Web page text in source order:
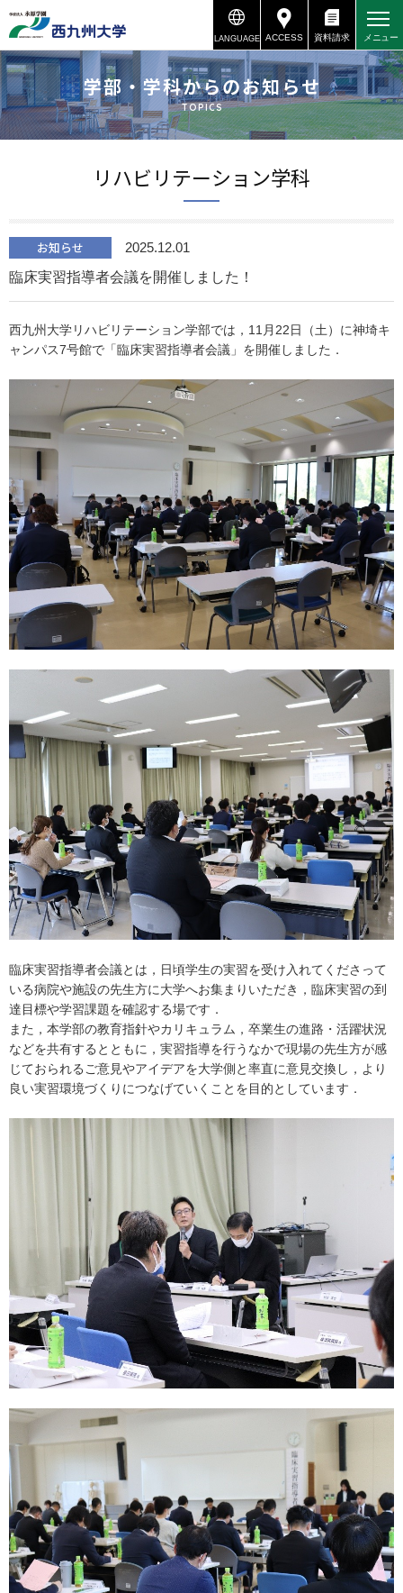
資料請求 アクセス
メニュー
LANGUAGE 資料請求
ACCESS
学部・学科からのお知らせ
TOPICS
リハビリテーション学科
お知らせ
2025.12.01
臨床実習指導者会議を開催しました！
西九州大学リハビリテーション学部では，11月22日（土）に神埼キ
ャンパス7号館で「臨床実習指導者会議」を開催しました．
臨床実習指導者会議とは，日頃学生の実習を受け入れてくださって
いる病院や施設の先生方に大学へお集まりいただき，臨床実習の到
達目標や学習課題を確認する場です．
また，本学部の教育指針やカリキュラム，卒業生の進路・活躍状況
などを共有するとともに，実習指導を行うなかで現場の先生方が感
じておられるご意見やアイデアを大学側と率直に意見交換し，より
良い実習環境づくりにつなげていくことを目的としています．